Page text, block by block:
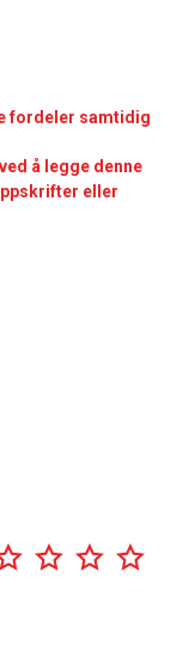
fordeler samtidig
å legge denne
eller